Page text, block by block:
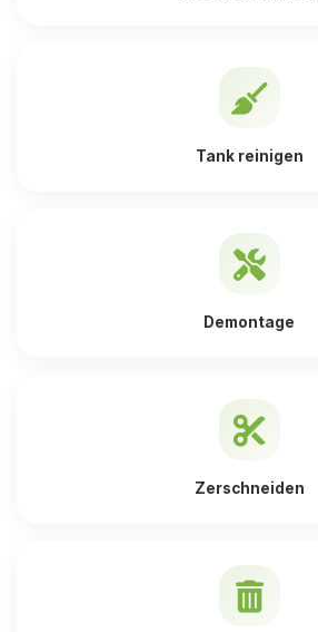
Tank reinigen
Demontage
Zerschneiden